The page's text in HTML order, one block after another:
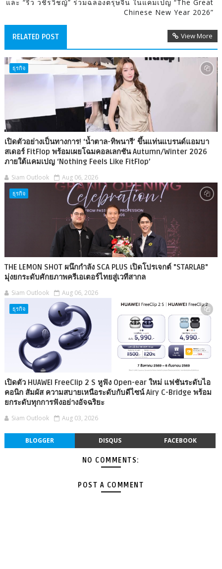
และ “ริว วชิรวิชญ์” ร่วมฉลองตรุษจีน ในแคมเปญ “The Great
Chinese New Year 2026”
RELATED POST View More
ธุรกิจ
เปิดตัวอย่างเป็นทางการ! ‘น้ำตาล-ทิพนารี’ ขึ้นแท่นแบรนด์แอมบา
สเดอร์ FitFlop พร้อมเผยโฉมคอลเลกชัน Autumn/Winter 2026
ภายใต้แคมเปญ ‘Nothing Feels Like FitFlop’
Siam Outlook Aug 06, 2026
ธุรกิจ
THE LEMON SHOT ผนึกกำลัง SCA PLUS เปิดโปรเจกต์ "STARLAB"
มุ่งยกระดับศักยภาพครีเอเตอร์ไทยสู่เวทีสากล
Siam Outlook Aug 06, 2026
ธุรกิจ
เปิดตัว HUAWEI FreeClip 2 S หูฟัง Open-ear ใหม่ แฟชันระดับไอ
คอนิก สัมผัส ความสบายเหนือระดับกับดีไซน์ Airy C-Bridge พร้อม
ยกระดับทุกการฟังอย่างอัจฉริยะ
Siam Outlook Aug 03, 2026
BLOGGER DISQUS FACEBOOK
NO COMMENTS:
POST A COMMENT